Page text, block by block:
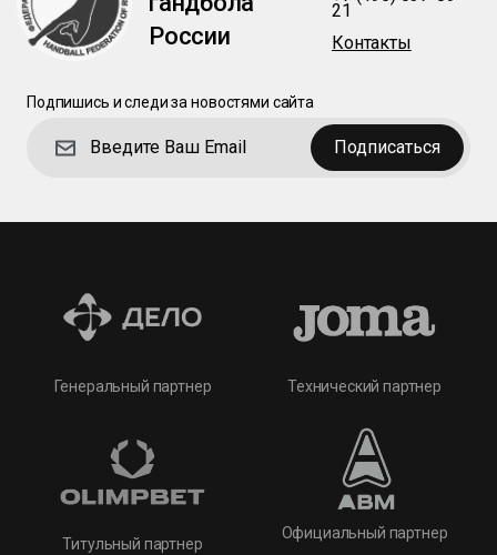
России
21
Контакты
Подпишись и следи за новостями сайта
Подписаться
Генеральный партнер
Титульный партнер
Технический партнер
Официальный партнер